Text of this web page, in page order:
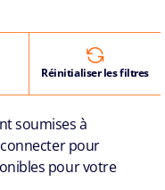
Réinitialiser les filtres
soumises à
pour
pour votre